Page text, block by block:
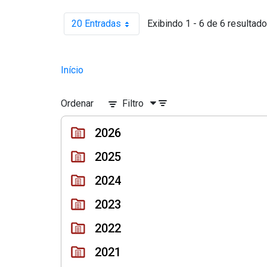
20 EntradasPor página Exibindo 1 - 6 de 6
Início
Ordenar Filtro
2026
2025
2024
2023
2022
2021